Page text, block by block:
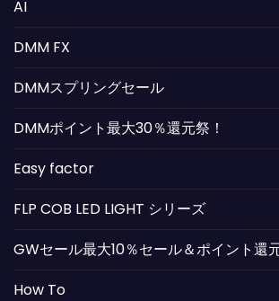
AI
DMM FX
DMMスプリングセール
DMMポイント最大30％還元祭！
Easy factor
FLP COB LED LIGHT シリーズ
GWセール最大10％セール＆ポイント還
How To